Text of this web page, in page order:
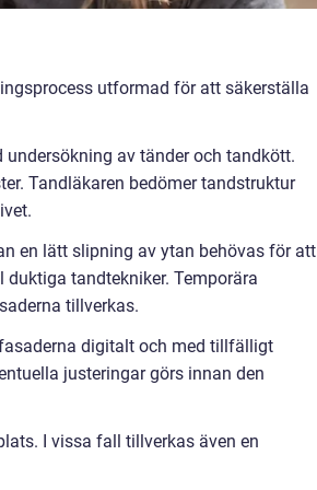
utformad för att säkerställa
av tänder och tandkött.
Tandläkaren bedömer tandstruktur
en lätt slipning av ytan behövas för att
tandtekniker. Temporära
tillverkas.
digitalt och med tillfälligt
justeringar görs innan den
I vissa fall tillverkas även en